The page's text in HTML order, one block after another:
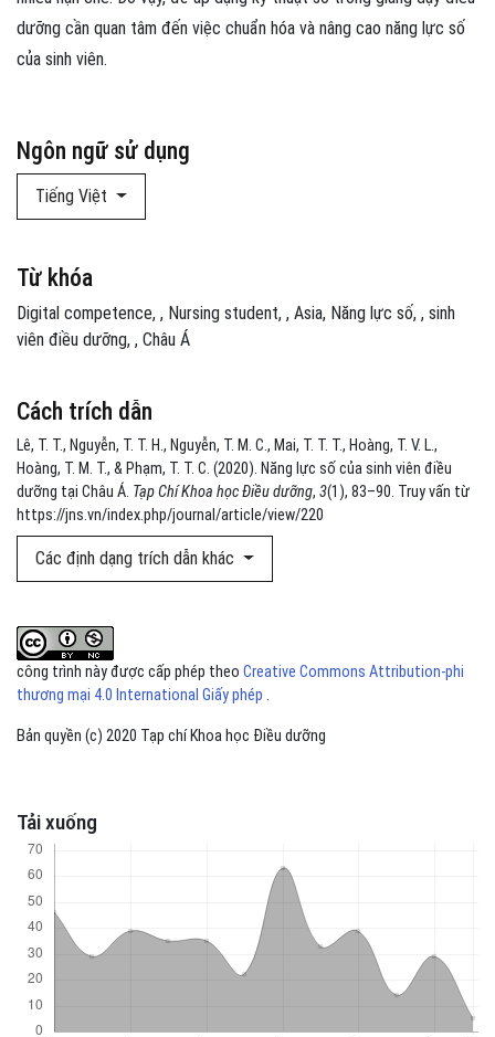
Ngôn ngữ sử dụng
Tiếng Việt
Cách trích dẫn
Lê, T. T., Nguyễn, T. T. H., Nguyễn, T. M. C., Mai, T. T. T., Hoàng, T. V. L.,
Hoàng, T. M. T., & Phạm, T. T. C. (2020). Năng lực số của sinh viên điều
dưỡng tại Châu Á. Tạp Chí Khoa học Điều dưỡng, 3(1), 83–90. Truy vấn từ
https://jns.vn/index.php/journal/article/view/220
Các định dạng trích dẫn khác
Tải xuống
dưỡng cần quan tâm đến việc chuẩn hóa và nâng cao năng lực số
của sinh viên.
Từ khóa
Digital competence , Nursing student , Asia Năng lực số , sinh
viên điều dưỡng , Châu Á
công trình này được cấp phép theo Creative Commons Attribution-phi
thương mại 4.0 International Giấy phép .
Bản quyền (c) 2020 Tạp chí Khoa học Điều dưỡng